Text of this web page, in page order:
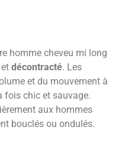
homme cheveu mi long
et décontracté. Les
et du mouvement à
fois chic et sauvage.
aux hommes
bouclés ou ondulés.